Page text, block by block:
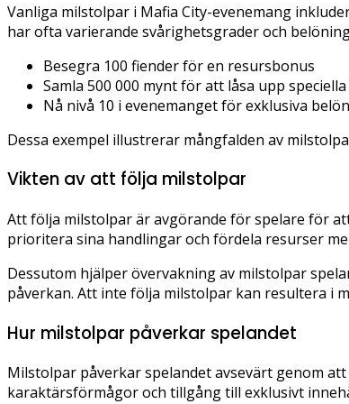
Vanliga milstolpar i Mafia City-evenemang
har ofta varierande svårighetsgrader och
Besegra 100 fiender för en resursbonus
Samla 500 000 mynt för att låsa upp
Nå nivå 10 i evenemanget för exklusiva
Dessa exempel illustrerar mångfalden av
Vikten av att följa milstolpar
Att följa milstolpar är avgörande för spelare för
prioritera sina handlingar och fördela resurser
Dessutom hjälper övervakning av milstolpar
påverkan. Att inte följa milstolpar kan resultera i
Hur milstolpar påverkar spelandet
Milstolpar påverkar spelandet avsevärt genom
karaktärsförmågor och tillgång till exklusivt